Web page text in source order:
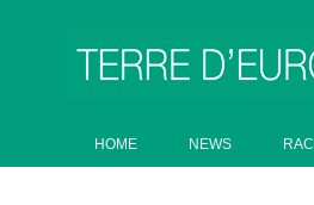
HOME NEWS